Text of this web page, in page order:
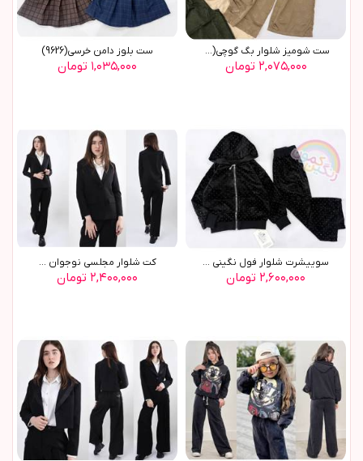
ست شومیز شلوار بگ گوچی(9770)
۲,۰۷۵,۰۰۰ تومان
ست بلوز دامن خرسي(9626)
۱,۰۳۵,۰۰۰ تومان
سوييشرت شلوار فول نگيني ...
۲,۶۰۰,۰۰۰ تومان
کت شلوار مجلسي نوجوان ...
۲,۴۰۰,۰۰۰ تومان